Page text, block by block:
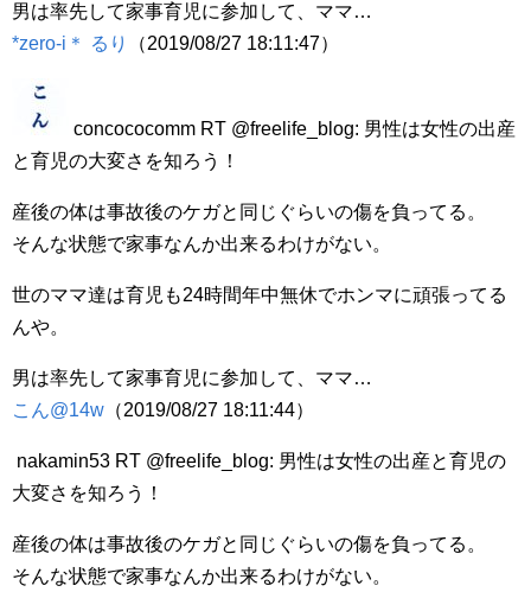
男は率先して家事育児に参加して、ママ…
*zero-i＊ るり
（2019/08/27 18:11:47）
concococomm RT @freelife_blog: 男性は女性の出産
と育児の大変さを知ろう！
産後の体は事故後のケガと同じぐらいの傷を負ってる。
そんな状態で家事なんか出来るわけがない。
世のママ達は育児も24時間年中無休でホンマに頑張ってる
んや。
男は率先して家事育児に参加して、ママ…
こん@14w （2019/08/27 18:11:44）
nakamin53 RT @freelife_blog: 男性は女性の出産と育児の
大変さを知ろう！
産後の体は事故後のケガと同じぐらいの傷を負ってる。
そんな状態で家事なんか出来るわけがない。